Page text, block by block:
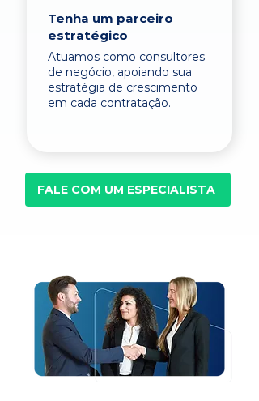
Tenha um parceiro
estratégico
Atuamos como consultores
de negócio, apoiando sua
estratégia de crescimento
em cada contratação.
FALE COM UM ESPECIALISTA